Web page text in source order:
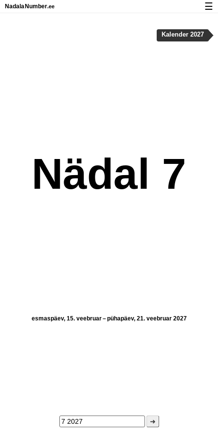
Nädal 7
esmaspäev, 15. veebruar – pühapäev, 21. veebruar 2027
➜
Kalender 2027
Nadala Number.ee ☰